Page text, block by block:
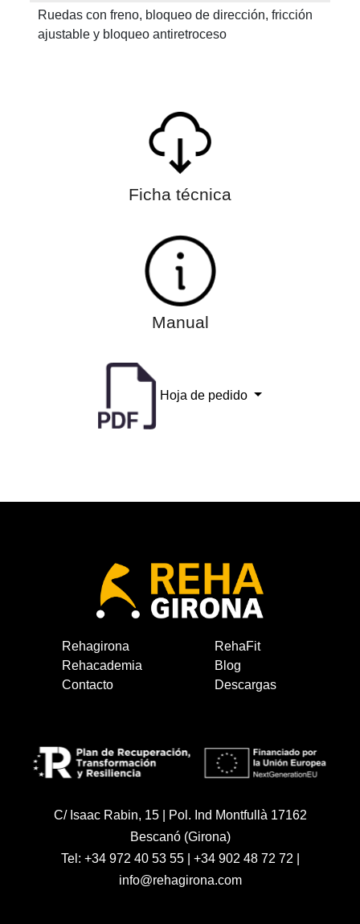
Ruedas con freno, bloqueo de dirección, fricción
ajustable y bloqueo antiretroceso
Ficha técnica
Manual
Hoja de pedido
Rehagirona
RehaFit
Rehacademia
Blog
Contacto
Descargas
C/ Isaac Rabin, 15 | Pol. Ind Montfullà 17162
Bescanó (Girona)
Tel: +34 972 40 53 55| +34 902 48 72 72
info@rehagirona.com